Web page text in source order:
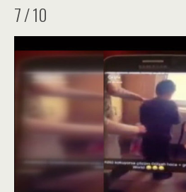
7 / 10